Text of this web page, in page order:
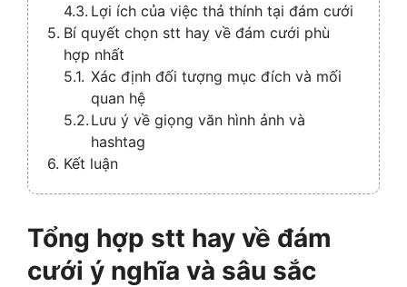
Lợi ích của việc thả thính tại đám cưới
Bí quyết chọn stt hay về đám cưới phù
hợp nhất
Xác định đối tượng mục đích và mối
quan hệ
Lưu ý về giọng văn hình ảnh và
hashtag
Kết luận
Tổng hợp stt hay về đám
cưới ý nghĩa và sâu sắc